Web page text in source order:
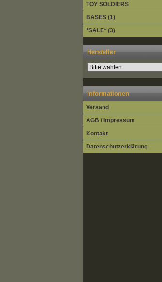
TOY SOLDIERS
BASES (1)
*SALE* (3)
Hersteller
Informationen
Versand
AGB / Impressum
Kontakt
Datenschutzerklärung